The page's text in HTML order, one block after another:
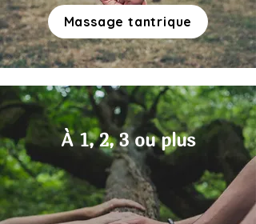
Massage tantrique
À 1, 2, 3 ou plus